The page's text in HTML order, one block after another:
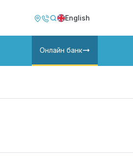
Image
Image English
Онлайн банк